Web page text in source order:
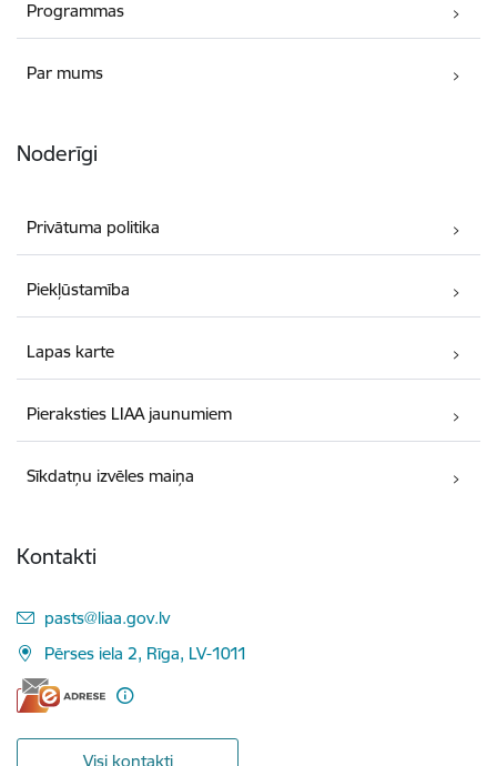
Programmas
Par mums
Noderīgi
Privātuma politika
Piekļūstamība
Lapas karte
Pieraksties LIAA jaunumiem
Sīkdatņu izvēles maiņa
Kontakti
E-pasts:
pasts@liaa.gov.lv
Pērses iela 2, Rīga, LV-1011
Visi kontakti